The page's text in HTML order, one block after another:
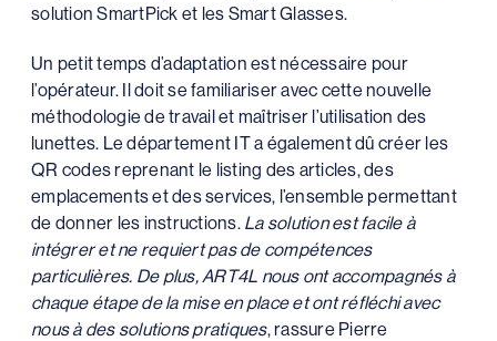
solution SmartPick et les Smart Glasses.
Un petit temps d’adaptation est nécessaire pour
l’opérateur. Il doit se familiariser avec cette nouvelle
méthodologie de travail et maîtriser l’utilisation des
lunettes. Le département IT a également dû créer les
QR codes reprenant le listing des articles, des
emplacements et des services, l’ensemble permettant
de donner les instructions. La solution est facile à
intégrer et ne requiert pas de compétences
particulières. De plus, ART4L nous ont accompagnés à
chaque étape de la mise en place et ont réfléchi avec
nous à des solutions pratiques, rassure Pierre